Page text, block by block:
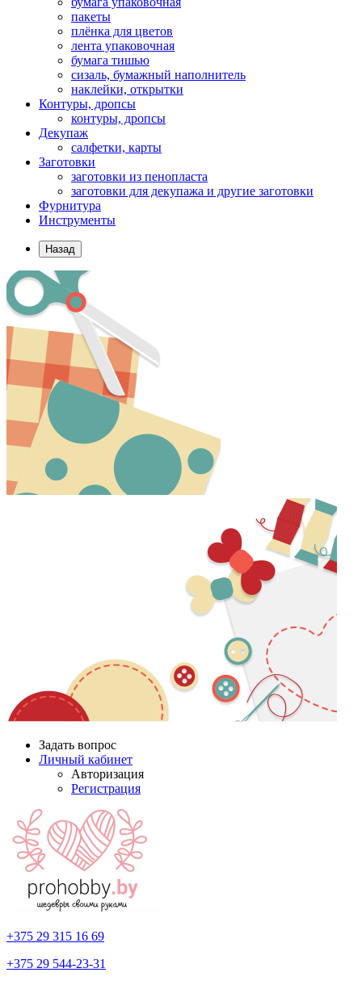
пакеты
плёнка для цветов
лента упаковочная
бумага тишью
сизаль, бумажный наполнитель
наклейки, открытки
Контуры, дропсы
контуры, дропсы
Декупаж
салфетки, карты
Заготовки
заготовки из пенопласта
заготовки для декупажа и другие заготовки
Фурнитура
Инструменты
Назад
Задать вопрос
Личный кабинет
Авторизация
Регистрация
+375 29 315 16 69
+375 29 544-23-31